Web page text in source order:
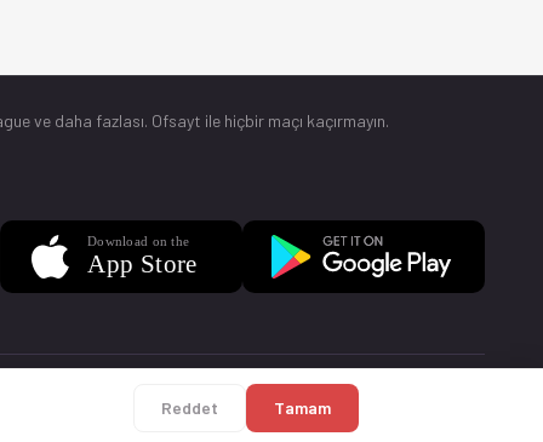
ve daha fazlası. Ofsayt ile hiçbir maçı kaçırmayın.
Reddet Tamam